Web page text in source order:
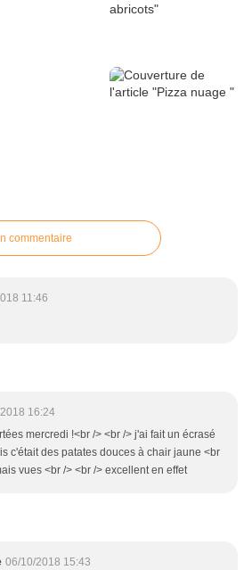
commentaire
11:46
16:24
mercredi !<br /> <br /> j'ai fait un écrasé
c'était des patates douces à chair jaune <br
vues <br /> <br /> excellent en effet
06/10/2018 15:43